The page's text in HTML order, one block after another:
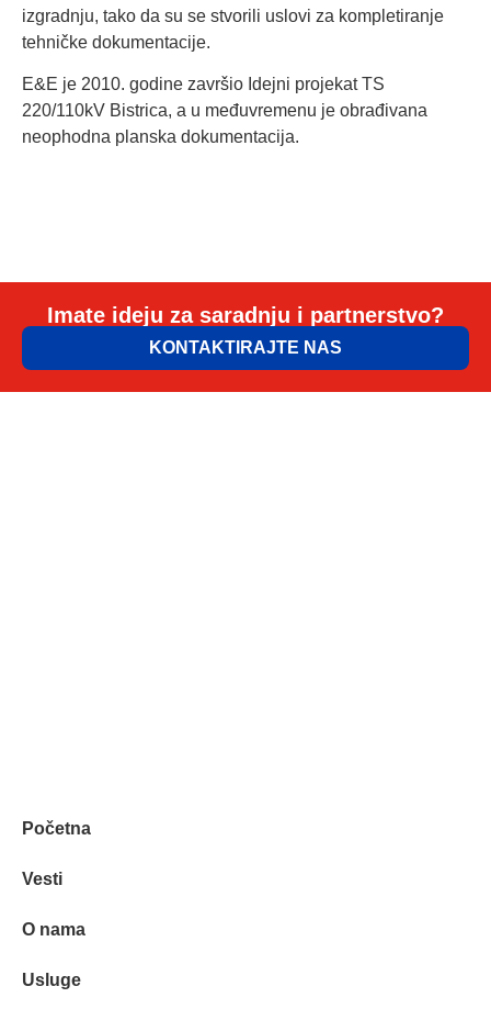
izgradnju, tako da su se stvorili uslovi za kompletiranje
tehničke dokumentacije.
E&E je 2010. godine završio Idejni projekat TS
220/110kV Bistrica, a u međuvremenu je obrađivana
neophodna planska dokumentacija.
Imate ideju za saradnju i partnerstvo?
KONTAKTIRAJTE NAS
Početna
Vesti
O nama
Usluge